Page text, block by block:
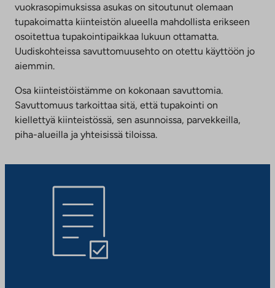
vuokrasopimuksissa asukas on sitoutunut olemaan
tupakoimatta kiinteistön alueella mahdollista erikseen
osoitettua tupakointipaikkaa lukuun ottamatta.
Uudiskohteissa savuttomuusehto on otettu käyttöön jo
aiemmin.
Osa kiinteistöistämme on kokonaan savuttomia.
Savuttomuus tarkoittaa sitä, että tupakointi on
kiellettyä kiinteistössä, sen asunnoissa, parvekkeilla,
piha-alueilla ja yhteisissä tiloissa.